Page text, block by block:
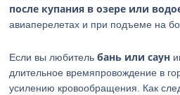
после купания в озере или
авиаперелетах и при подъеме на
Если вы любительбань или саун
длительное времяпровождение в
усилению кровообращения. Как